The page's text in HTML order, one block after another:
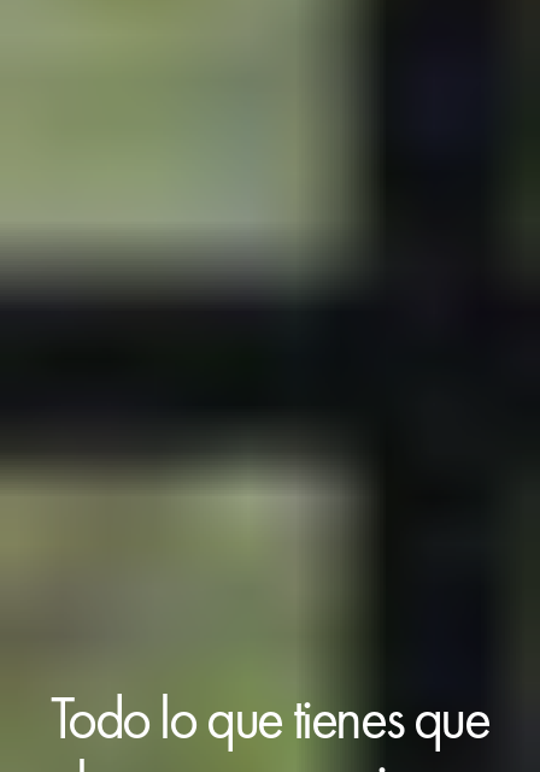
Todo lo que tienes que